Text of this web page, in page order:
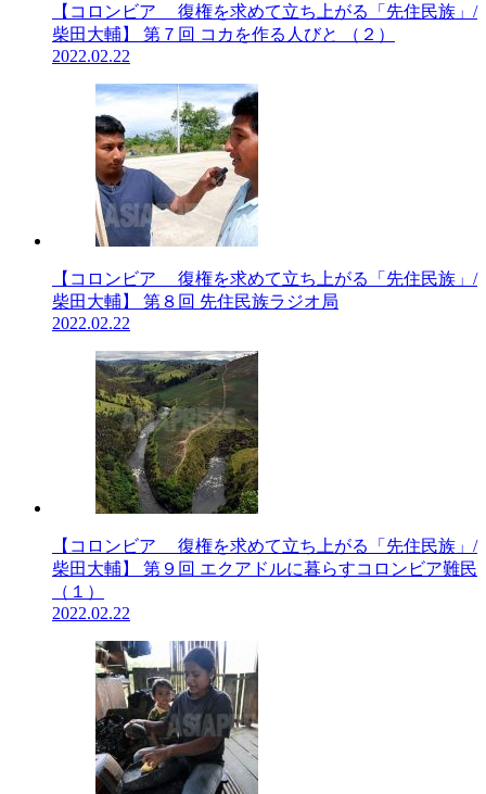
【コロンビア 復権を求めて立ち上がる「先住民族」/
柴田大輔】 第７回 コカを作る人びと （２）
2022.02.22
【コロンビア 復権を求めて立ち上がる「先住民族」/
柴田大輔】 第８回 先住民族ラジオ局
2022.02.22
【コロンビア 復権を求めて立ち上がる「先住民族」/
柴田大輔】 第９回 エクアドルに暮らすコロンビア難民
（１）
2022.02.22